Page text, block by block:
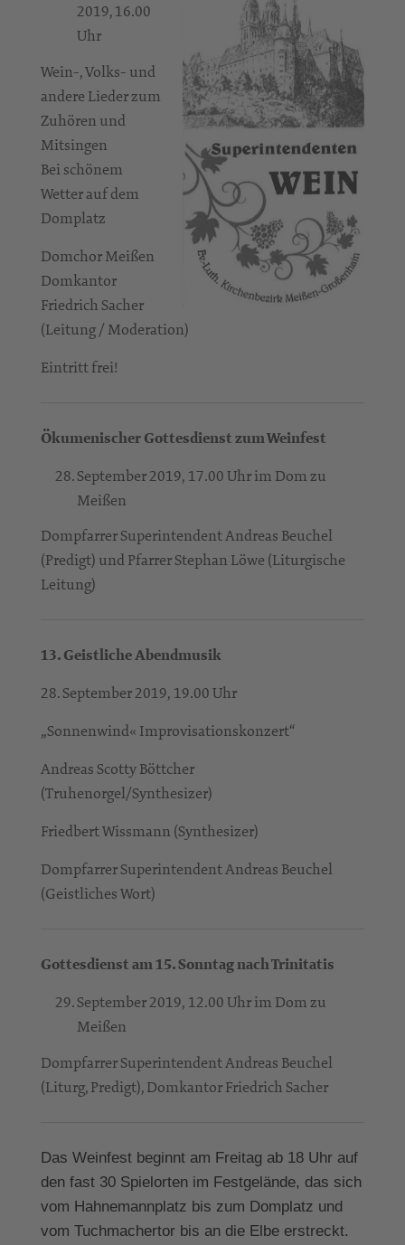
2019, 16.00
Uhr
Wein-, Volks- und
andere Lieder zum
Zuhören und
Mitsingen
Bei schönem
Wetter auf dem
Domplatz
Domchor Meißen
Domkantor
Friedrich Sacher
(Leitung / Moderation)
Eintritt frei!
Ökumenischer Gottesdienst zum Weinfest
September 2019, 17.00 Uhr im Dom zu
Meißen
Dompfarrer Superintendent Andreas Beuchel
(Predigt) und Pfarrer Stephan Löwe (Liturgische
Leitung)
13. Geistliche Abendmusik
28. September 2019, 19.00 Uhr
„Sonnenwind« Improvisationskonzert“
Andreas Scotty Böttcher
(Truhenorgel/Synthesizer)
Friedbert Wissmann (Synthesizer)
Dompfarrer Superintendent Andreas Beuchel
(Geistliches Wort)
Gottesdienst am 15. Sonntag nach Trinitatis
September 2019, 12.00 Uhr im Dom zu
Meißen
Dompfarrer Superintendent Andreas Beuchel
(Liturg, Predigt), Domkantor Friedrich Sacher
Das Weinfest beginnt am Freitag ab 18 Uhr auf
den fast 30 Spielorten im Festgelände, das sich
vom Hahnemannplatz bis zum Domplatz und
vom Tuchmachertor bis an die Elbe erstreckt.